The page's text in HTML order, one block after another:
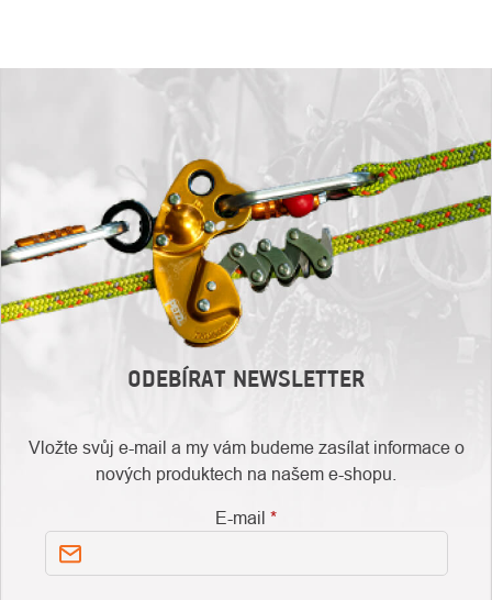
ODEBÍRAT NEWSLETTER
Vložte svůj e-mail a my vám budeme zasílat informace o
nových produktech na našem e-shopu.
E-mail